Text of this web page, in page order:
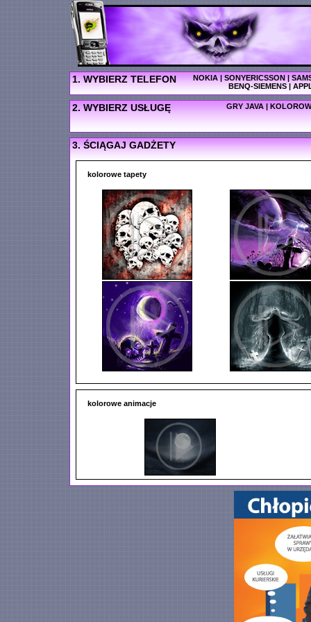
1. WYBIERZ TELEFON NOKIA|SONYERICSSON|
BENQ-SIEMENS|
2. WYBIERZ USŁUGĘ GRY JAVA |
3. ŚCIĄGAJ GADŻETY
kolorowe tapety
kolorowe animacje